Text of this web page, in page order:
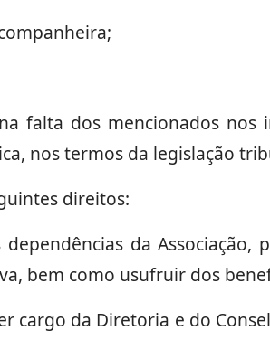
falta dos mencionados nos
nos termos da legislação
direitos:
da Associação,
bem como usufruir dos
da Diretoria e do